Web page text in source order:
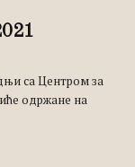
са Центром за
одржане на